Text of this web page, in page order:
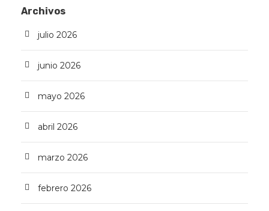
Archivos
julio 2026
junio 2026
mayo 2026
abril 2026
marzo 2026
febrero 2026